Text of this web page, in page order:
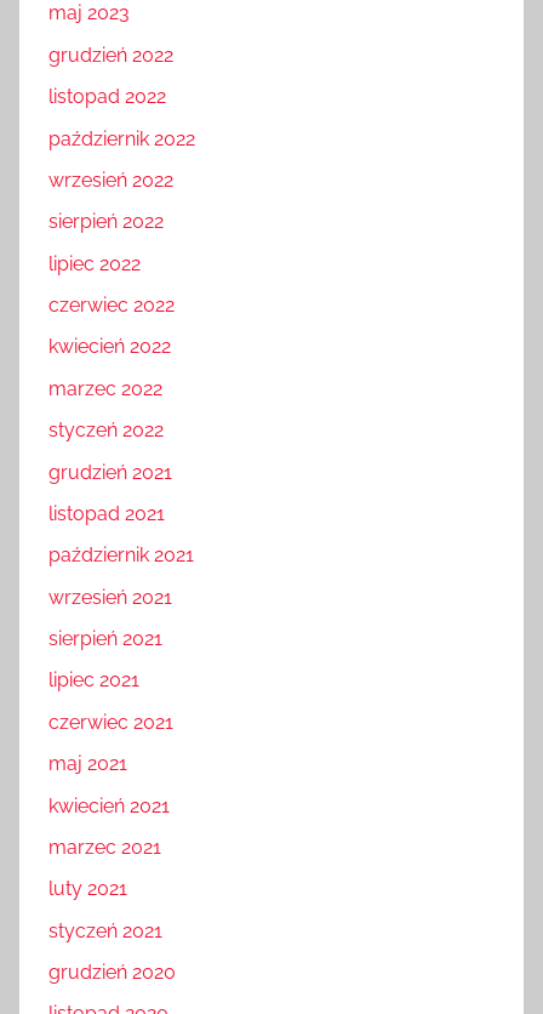
maj 2023
grudzień 2022
listopad 2022
październik 2022
wrzesień 2022
sierpień 2022
lipiec 2022
czerwiec 2022
kwiecień 2022
marzec 2022
styczeń 2022
grudzień 2021
listopad 2021
październik 2021
wrzesień 2021
sierpień 2021
lipiec 2021
czerwiec 2021
maj 2021
kwiecień 2021
marzec 2021
luty 2021
styczeń 2021
grudzień 2020